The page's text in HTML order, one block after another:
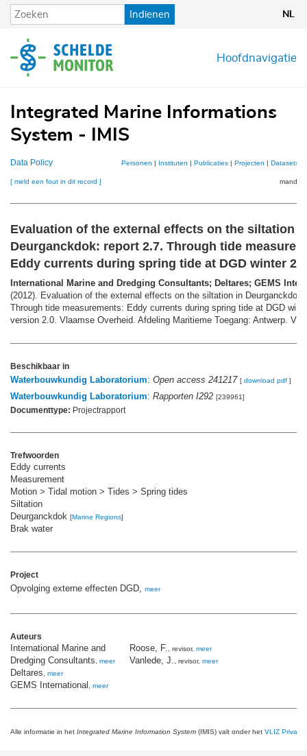
Overslaan
en
de
inhoud
Indienen NL
Hoofdnavigatie
Integrated Marine Informations
System - IMIS
Data Policy Personen | Instituten | Publicaties| Projecten | Datasets
[ meld een fout in dit record ] mandje
Evaluation of the external effects on the siltation
Deurganckdok: report 2.7. Through tide
Eddy currents during spring tide at DGD winter
International Marine and Dredging Consultants; Deltares; GEMS
(2012). Evaluation of the external effects on the siltation in
Through tide measurements: Eddy currents during spring tide at DGD
version 2.0. Vlaamse Overheid. Afdeling Maritieme Toegang: Antwerp. VI,
Beschikbaar in
Waterbouwkundig Laboratorium: Open access 241217 [ download pdf ]
Waterbouwkundig Laboratorium: Rapporten I292 [239961]
Documenttype: Projectrapport
Trefwoorden
Eddy currents
Measurement
Motion > Tidal motion > Tides > Spring tides
Siltation
Deurganckdok [Marine Regions]
Brak water
Project
Opvolging externe effecten DGD, meer
Auteurs
International Marine and
Dredging Consultants
meer
Deltares meer
GEMS International meer
Roose, F. , revisor, meer
Vanlede, J. , revisor, meer
Alle informatie in het Integrated Marine Information System (IMIS) valt onder het VLIZ Privacy